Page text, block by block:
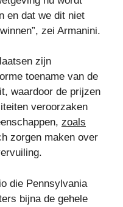
en dat we dit niet
zei Armanini.
zijn
toename van de
waardoor de prijzen
veroorzaken
zoals
zorgen maken over
die Pennsylvania
bijna de gehele